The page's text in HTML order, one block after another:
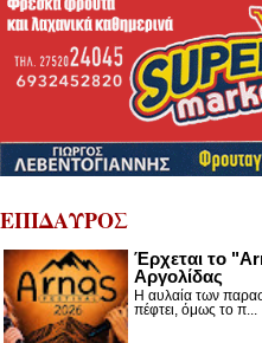
ΕΠΙΔΑΥΡΟΣ
Έρχεται το
Αργολίδας
Η αυλαία των
πέφτει, όμως το π...